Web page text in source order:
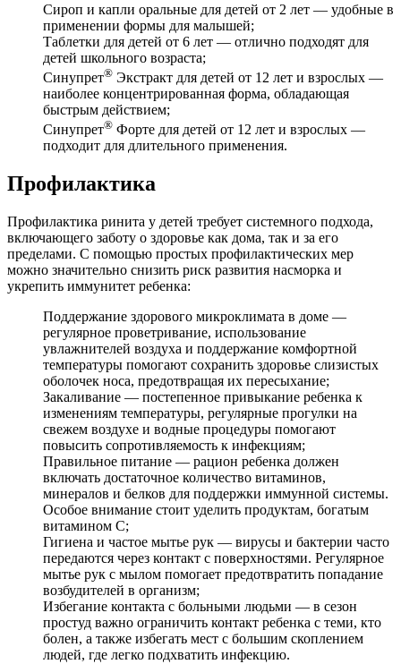
Сироп и капли оральные для детей от 2 лет — удобные в
применении формы для малышей;
Таблетки для детей от 6 лет — отлично подходят для
детей школьного возраста;
Синупрет® Экстракт для детей от 12 лет и взрослых —
наиболее концентрированная форма, обладающая
быстрым действием;
Синупрет® Форте для детей от 12 лет и взрослых —
подходит для длительного применения.
Профилактика
Профилактика ринита у детей требует системного подхода,
включающего заботу о здоровье как дома, так и за его
пределами. С помощью простых профилактических мер
можно значительно снизить риск развития насморка и
укрепить иммунитет ребенка:
Поддержание здорового микроклимата в доме —
регулярное проветривание, использование
увлажнителей воздуха и поддержание комфортной
температуры помогают сохранить здоровье слизистых
оболочек носа, предотвращая их пересыхание;
Закаливание — постепенное привыкание ребенка к
изменениям температуры, регулярные прогулки на
свежем воздухе и водные процедуры помогают
повысить сопротивляемость к инфекциям;
Правильное питание — рацион ребенка должен
включать достаточное количество витаминов,
минералов и белков для поддержки иммунной системы.
Особое внимание стоит уделить продуктам, богатым
витамином C;
Гигиена и частое мытье рук — вирусы и бактерии часто
передаются через контакт с поверхностями. Регулярное
мытье рук с мылом помогает предотвратить попадание
возбудителей в организм;
Избегание контакта с больными людьми — в сезон
простуд важно ограничить контакт ребенка с теми, кто
болен, а также избегать мест с большим скоплением
людей, где легко подхватить инфекцию.